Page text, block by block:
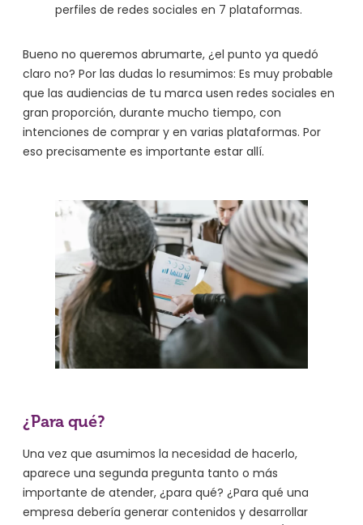
perfiles de redes sociales en 7 plataformas.
Bueno no queremos abrumarte, ¿el punto ya quedó
claro no? Por las dudas lo resumimos: Es muy probable
que las audiencias de tu marca usen redes sociales en
gran proporción, durante mucho tiempo, con
intenciones de comprar y en varias plataformas. Por
eso precisamente es importante estar allí.
¿Para qué?
Una vez que asumimos la necesidad de hacerlo,
aparece una segunda pregunta tanto o más
importante de atender, ¿para qué? ¿Para qué una
empresa debería generar contenidos y desarrollar